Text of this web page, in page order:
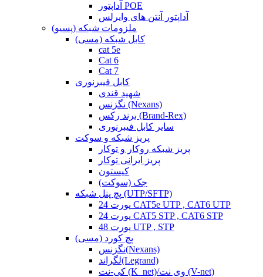
آداپتور POE
آداپتور آنتن های وایرلس
ملزومات شبکه (پسیو)
کابل شبکه (مسی)
cat 5e
Cat 6
Cat 7
کابل فیبرنوری
شهید قندی
نگزنس (Nexans)
برند رکس (Brand-Rex)
سایر کابل فیبرنوری
پریز شبکه و سوکت
پریز شبکه روکار و توکار
پریز ایرانی توکار
کیستون
جک (سوکت)
پچ پنل شبکه (UTP/SFTP)
24 پورت CAT5e UTP , CAT6 UTP
24 پورت CAT5 STP , CAT6 STP
48 پورت UTP , STP
پچ کورد (مسی)
نگزنس(Nexans)
لگراند(Legrand)
کی-نت (K_net)/وی نت (V-net)